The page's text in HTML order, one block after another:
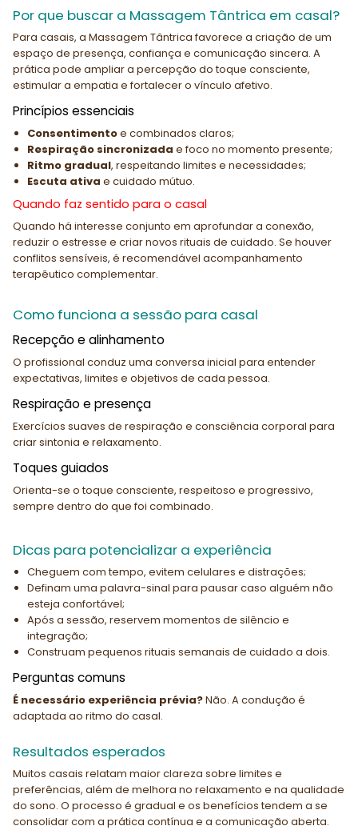
Por que buscar a Massagem Tântrica em casal?
Para casais, a Massagem Tântrica favorece a criação de um
espaço de presença, confiança e comunicação sincera. A
prática pode ampliar a percepção do toque consciente,
estimular a empatia e fortalecer o vínculo afetivo.
Princípios essenciais
Consentimentoe combinados claros;
Respiração sincronizada e foco no momento presente;
Ritmo gradual, respeitando limites e necessidades;
Escuta ativa e cuidado mútuo.
Quando faz sentido para o casal
Quando há interesse conjunto em aprofundar a conexão,
reduzir o estresse e criar novos rituais de cuidado. Se houver
conflitos sensíveis, é recomendável acompanhamento
terapêutico complementar.
Como funciona a sessão para casal
Recepção e alinhamento
O profissional conduz uma conversa inicial para entender
expectativas, limites e objetivos de cada pessoa.
Respiração e presença
Exercícios suaves de respiração e consciência corporal para
criar sintonia e relaxamento.
Toques guiados
Orienta-se o toque consciente, respeitoso e progressivo,
sempre dentro do que foi combinado.
Dicas para potencializar a experiência
Cheguem com tempo, evitem celulares e distrações;
Definam uma palavra-sinal para pausar caso alguém não
esteja confortável;
Após a sessão, reservem momentos de silêncio e
integração;
Construam pequenos rituais semanais de cuidado a dois.
Perguntas comuns
É necessário experiência prévia?Não. A condução é
adaptada ao ritmo do casal.
Resultados esperados
Muitos casais relatam maior clareza sobre limites e
preferências, além de melhora no relaxamento e na qualidade
do sono. O processo é gradual e os benefícios tendem a se
consolidar com a prática contínua e a comunicação aberta.